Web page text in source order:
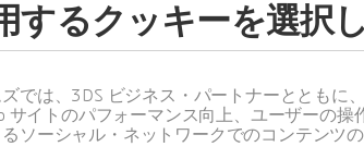
パート
3D
性と防犯性
え、材料
も優れた安
するクッキーを選択
では、3DS ビジネス・パートナーととも
サイトのパフォーマンス向上、ユーザーの
ソーシャル・ネットワークでのコンテンツ